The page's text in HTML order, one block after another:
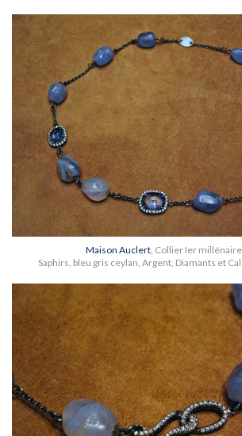
Maison Auclert , Collier Ier millénaire
Saphirs, bleu gris ceylan, Argent, Diamants et